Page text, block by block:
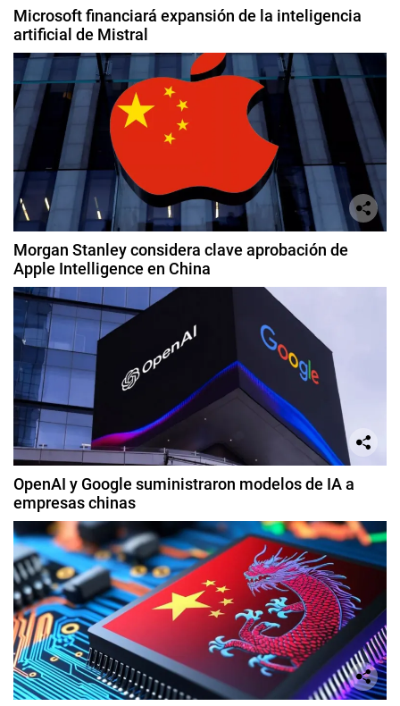
Microsoft financiará expansión de la inteligencia
artificial de Mistral
Morgan Stanley considera clave aprobación de
Apple Intelligence en China
OpenAI y Google suministraron modelos de IA a
empresas chinas